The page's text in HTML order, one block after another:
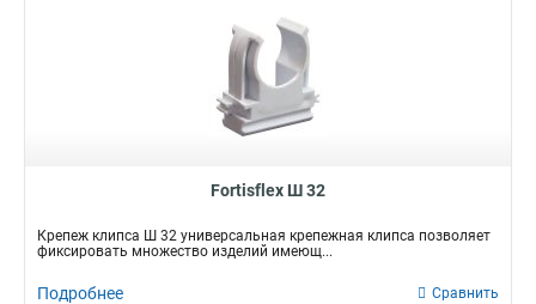
Fortisflex Ш 32
Крепеж клипса Ш 32 универсальная крепежная клипса позволяет
фиксировать множество изделий имеющ...
Подробнее Сравнить